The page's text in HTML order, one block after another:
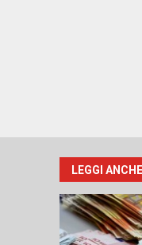
LEGGI ANCHE